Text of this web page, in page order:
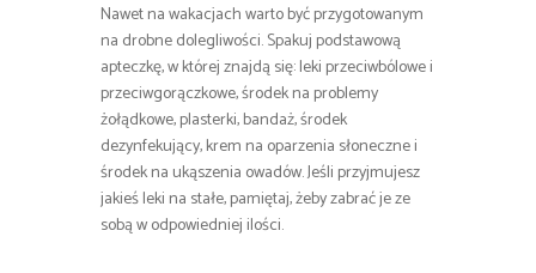
Nawet na wakacjach warto być przygotowanym
na drobne dolegliwości. Spakuj podstawową
apteczkę, w której znajdą się: leki przeciwbólowe i
przeciwgorączkowe, środek na problemy
żołądkowe, plasterki, bandaż, środek
dezynfekujący, krem na oparzenia słoneczne i
środek na ukąszenia owadów. Jeśli przyjmujesz
jakieś leki na stałe, pamiętaj, żeby zabrać je ze
sobą w odpowiedniej ilości.